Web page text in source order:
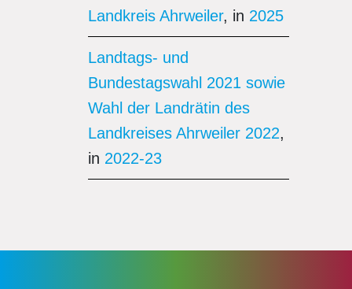
Landkreis Ahrweiler, in 2025
Landtags- und
Bundestagswahl 2021 sowie
Wahl der Landrätin des
Landkreises Ahrweiler 2022,
in 2022-23